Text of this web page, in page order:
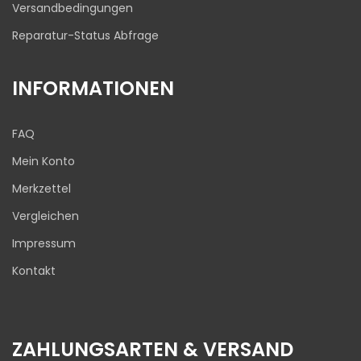
Versandbedingungen
Reparatur-Status Abfrage
INFORMATIONEN
FAQ
Mein Konto
Merkzettel
Vergleichen
Impressum
Kontakt
ZAHLUNGSARTEN & VERSAND